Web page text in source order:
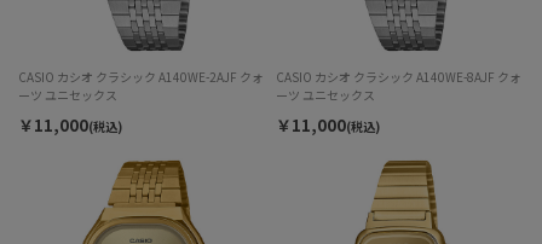
CASIO カシオ クラシック A140WE-2AJF クォ
ーツ ユニセックス
￥11,000(税込)
CASIO カシオ クラシック A140WE-8AJF クォ
ーツ ユニセックス
￥11,000(税込)